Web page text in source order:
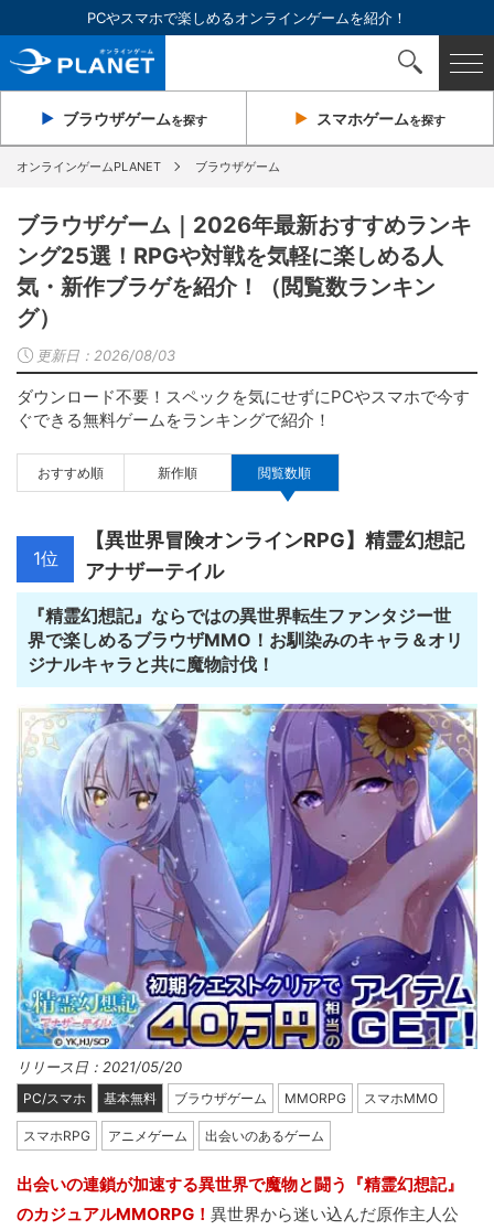
PCやスマホで楽しめるオンラインゲームを紹介！
ブラウザゲームを探す スマホゲームを探す
オンラインゲームPLANET ブラウザゲーム
ブラウザゲーム｜2026年最新おすすめランキ
ング25選！RPGや対戦を気軽に楽しめる人
気・新作ブラゲを紹介！（閲覧数ランキン
グ）
更新日： 2026/08/03
ダウンロード不要！スペックを気にせずにPCやスマホで今す
ぐできる無料ゲームをランキングで紹介！
おすすめ順 新作順 閲覧数順
1位
【異世界冒険オンラインRPG】精霊幻想記
アナザーテイル
『精霊幻想記』ならではの異世界転生ファンタジー世
界で楽しめるブラウザMMO！お馴染みのキャラ＆オリ
ジナルキャラと共に魔物討伐！
リリース日：2021/05/20
PC/スマホ 基本無料 ブラウザゲーム MMORPG スマホMMO
スマホRPG アニメゲーム 出会いのあるゲーム
出会いの連鎖が加速する異世界で魔物と闘う『精霊幻想記』
のカジュアルMMORPG！ 異世界から迷い込んだ原作主人公